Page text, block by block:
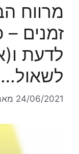
מרווח
זמנים
לדעת
24/06/2021